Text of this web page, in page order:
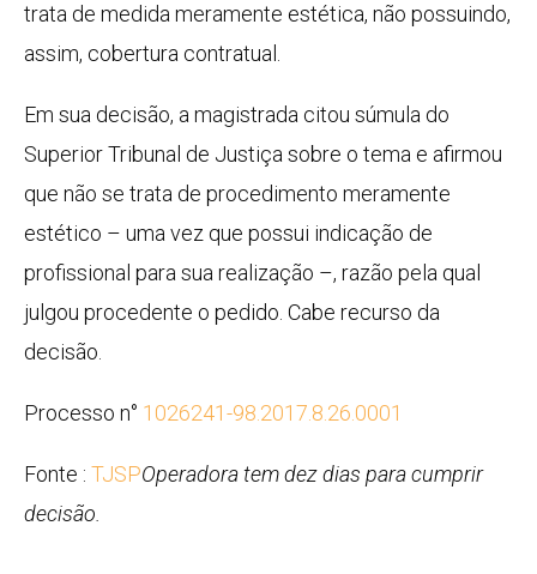
trata de medida meramente estética, não possuindo,
assim, cobertura contratual.
Em sua decisão, a magistrada citou súmula do
Superior Tribunal de Justiça sobre o tema e afirmou
que não se trata de procedimento meramente
estético – uma vez que possui indicação de
profissional para sua realização –, razão pela qual
julgou procedente o pedido. Cabe recurso da
decisão.
Processo n° 1026241-98.2017.8.26.0001
Fonte : TJSPOperadora tem dez dias para cumprir
decisão.